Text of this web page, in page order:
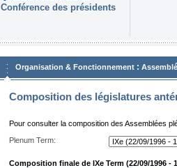
Conférence des présidents
Organisation & Fonctionnement :
Composition des législatures
Pour consulter la composition des Assemblées
Plenum Term:
Composition finale de IXe Term (22/09/1996 -